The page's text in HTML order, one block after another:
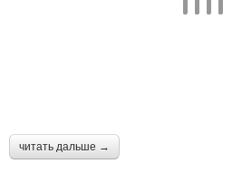
читать дальше →